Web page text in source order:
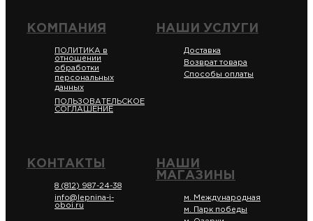
КОМПАНИЯ
ПОЛИТИКА в
отношении
обработки
персональных
данных
ПОЛЬЗОВАТЕЛЬСКОЕ
СОГЛАШЕНИЕ
НАШИ УСЛУГИ
Доставка
Возврат товара
Способы оплаты
КОНТАКТЫ
8 (812) 987-24-38
info@lepnina-i-
oboi.ru
НАШИ
МАГАЗИНЫ
м. Международная
м. Парк победы